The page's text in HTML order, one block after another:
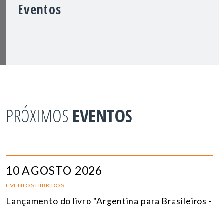
Eventos
PRÓXIMOS EVENTOS
10 AGOSTO 2026
EVENTOS HÍBRIDOS
Lançamento do livro "Argentina para Brasileiros -